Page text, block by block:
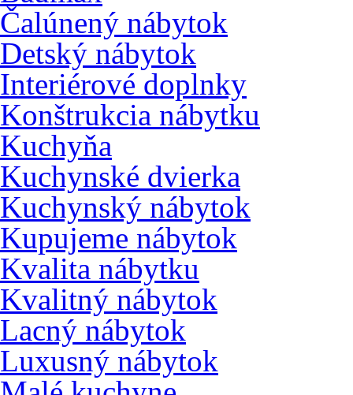
Čalúnený nábytok
Detský nábytok
Interiérové doplnky
Konštrukcia nábytku
Kuchyňa
Kuchynské dvierka
Kuchynský nábytok
Kupujeme nábytok
Kvalita nábytku
Kvalitný nábytok
Lacný nábytok
Luxusný nábytok